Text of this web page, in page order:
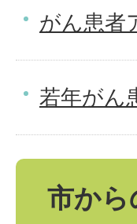
がん患者
若年がん
市から